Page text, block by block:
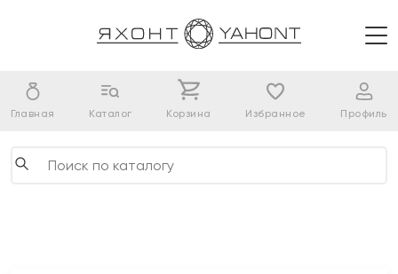
Главная Каталог Корзина Избранное Профиль